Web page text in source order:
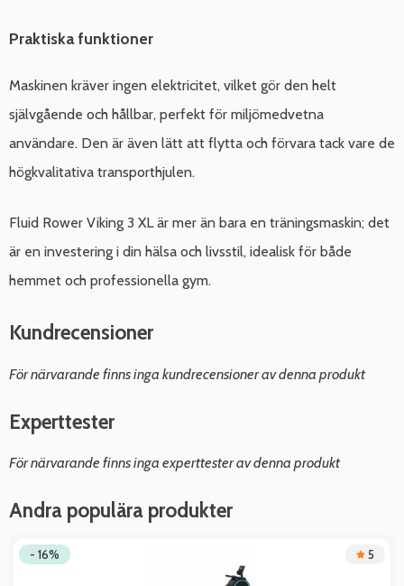
Praktiska funktioner
Maskinen kräver ingen elektricitet, vilket gör den helt
självgående och hållbar, perfekt för miljömedvetna
användare. Den är även lätt att flytta och förvara tack vare de
högkvalitativa transporthjulen.
Fluid Rower Viking 3 XL är mer än bara en träningsmaskin; det
är en investering i din hälsa och livsstil, idealisk för både
hemmet och professionella gym.
Kundrecensioner
För närvarande finns inga kundrecensioner av denna produkt
Experttester
För närvarande finns inga experttester av denna produkt
Andra populära produkter
- 16% 5